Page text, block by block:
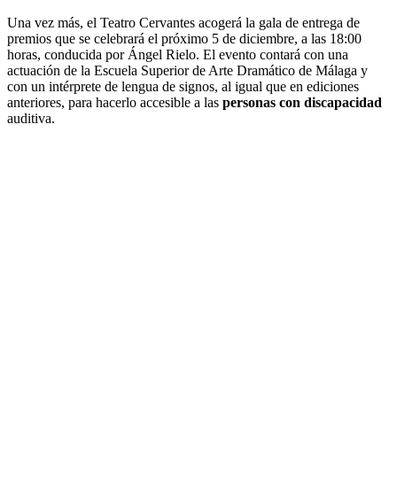
Una vez más, el Teatro Cervantes acogerá la gala de entrega de
premios que se celebrará el próximo 5 de diciembre, a las 18:00
horas, conducida por Ángel Rielo. El evento contará con una
actuación de la Escuela Superior de Arte Dramático de Málaga y
con un intérprete de lengua de signos, al igual que en ediciones
anteriores, para hacerlo accesible a las personas con discapacidad
auditiva.